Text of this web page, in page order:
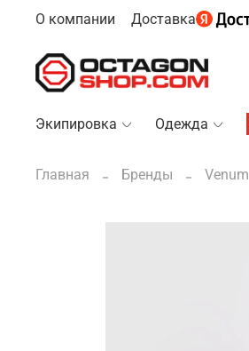
О компании Доставка
Экипировка Одежда
Главная Бренды Venum